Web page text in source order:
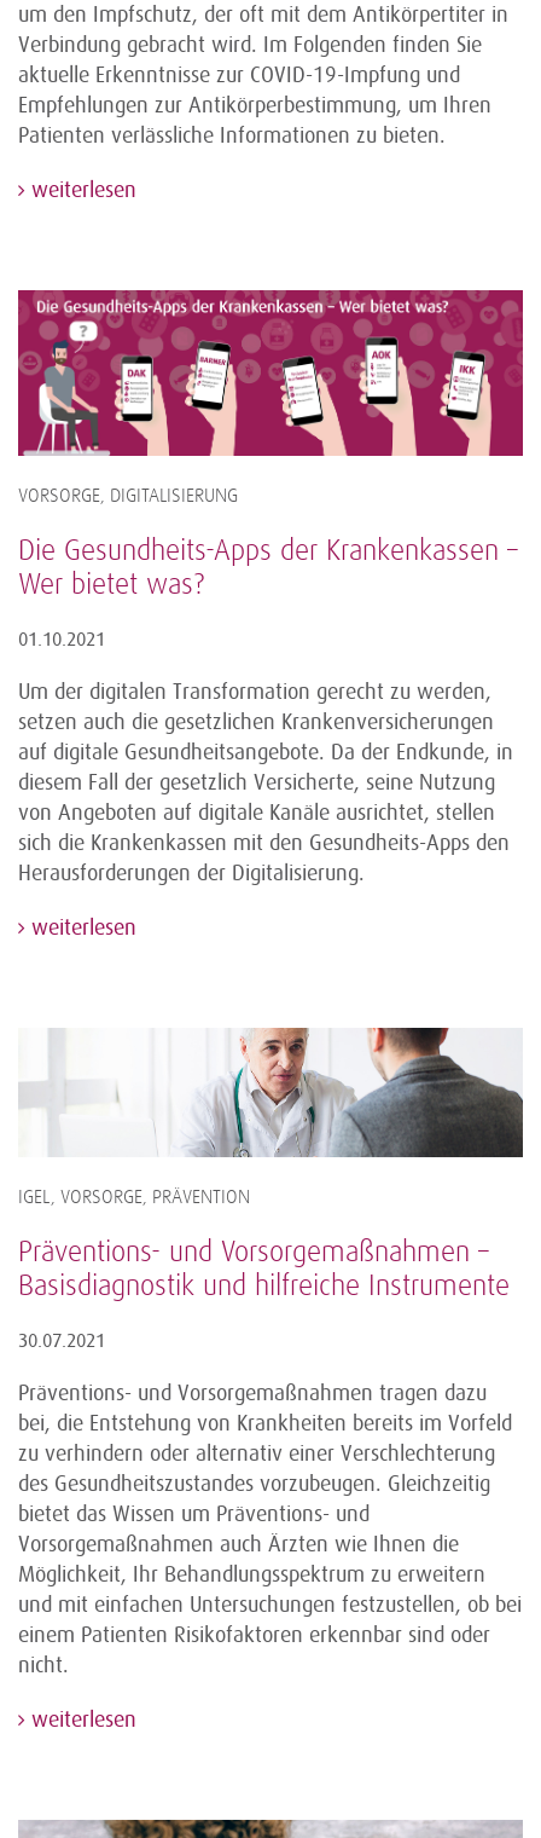
um den Impfschutz, der oft mit dem Antikörpertiter in
Verbindung gebracht wird. Im Folgenden finden Sie
aktuelle Erkenntnisse zur COVID-19-Impfung und
Empfehlungen zur Antikörperbestimmung, um Ihren
Patienten verlässliche Informationen zu bieten.
weiterlesen
VORSORGE, DIGITALISIERUNG
Die Gesundheits-Apps der Krankenkassen –
Wer bietet was?
01.10.2021
Um der digitalen Transformation gerecht zu werden,
setzen auch die gesetzlichen Krankenversicherungen
auf digitale Gesundheitsangebote. Da der Endkunde, in
diesem Fall der gesetzlich Versicherte, seine Nutzung
von Angeboten auf digitale Kanäle ausrichtet, stellen
sich die Krankenkassen mit den Gesundheits-Apps den
Herausforderungen der Digitalisierung.
weiterlesen
IGEL, VORSORGE, PRÄVENTION
Präventions- und Vorsorgemaßnahmen –
Basisdiagnostik und hilfreiche Instrumente
30.07.2021
Präventions- und Vorsorgemaßnahmen tragen dazu
bei, die Entstehung von Krankheiten bereits im Vorfeld
zu verhindern oder alternativ einer Verschlechterung
des Gesundheitszustandes vorzubeugen. Gleichzeitig
bietet das Wissen um Präventions- und
Vorsorgemaßnahmen auch Ärzten wie Ihnen die
Möglichkeit, Ihr Behandlungsspektrum zu erweitern
und mit einfachen Untersuchungen festzustellen, ob bei
einem Patienten Risikofaktoren erkennbar sind oder
nicht.
weiterlesen